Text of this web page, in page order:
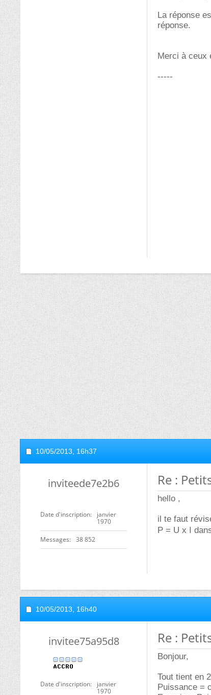
La réponse
réponse.
Merci à ceux
-----
10/05/2013, 16h37
inviteede7e2b6
Date d'inscription
janvier
1970
Messages 38 852
Re :
hello ,
il te faut
P = U x I
10/05/2013, 16h40
invitee75a95d8
Date d'inscription
janvier
1970
Re :
Bonjour,
Tout tient en
Puissance =